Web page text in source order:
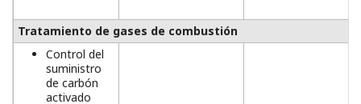
Tratamiento de gases de combustión
Control del
suministro
de carbón
activado